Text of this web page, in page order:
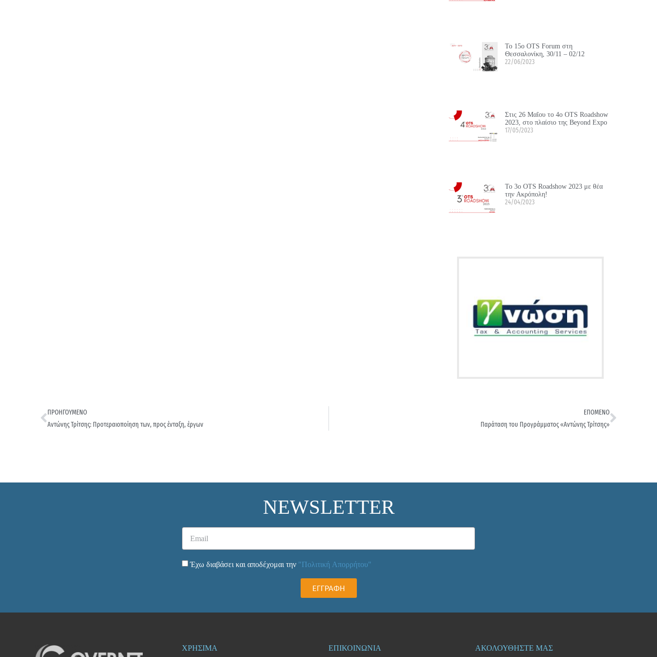
Το 15ο OTS Forum στη
Θεσσαλονίκη, 30/11 – 02/12
22/06/2023
Στις 26 Μαΐου τo 4o OTS Roadshow
2023, στο πλαίσιο της Beyond Expo
17/05/2023
Το 3ο OTS Roadshow 2023 με θέα
την Ακρόπολη!
24/04/2023
ΠΡΟΗΓΟΥΜΕΝΟ
Αντώνης Τρίτσης: Προτεραιοποίηση των, προς ένταξη, έργων
ΕΠΟΜΕΝΟ
Παράταση του Προγράμματος «Αντώνης Τρίτσης»
NEWSLETTER
Έχω διαβάσει και αποδέχομαι την "Πολιτική Απορρήτου"
ΕΓΓΡΑΦΗ
ΧΡΗΣΙΜΑ ΕΠΙΚΟΙΝΩΝΙΑ ΑΚΟΛΟΥΘΗΣΤΕ ΜΑΣ